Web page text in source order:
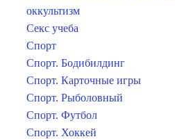
оккультизм
Секс учеба
Спорт
Спорт. Бодибилдинг
Спорт. Карточные игры
Спорт. Рыболовный
Спорт. Футбол
Спорт. Хоккей